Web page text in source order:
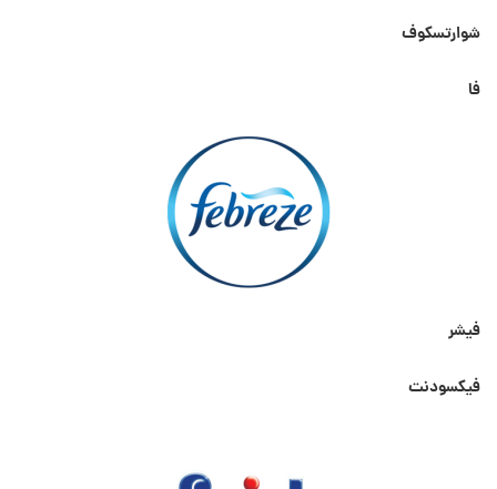
شوارتسکوف
فا
فیشر
فیکسودنت